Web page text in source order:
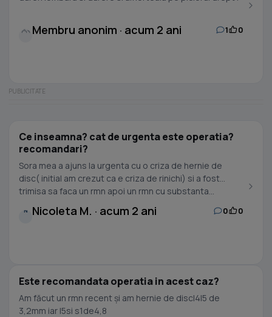
Membru anonim · acum 2 ani 1 0
Ce inseamna? cat de urgenta este operatia?
recomandari?
Sora mea a ajuns la urgenta cu o criza de hernie de
disc( initial am crezut ca e criza de rinichi) si a fost
trimisa sa faca un rmn apoi un rmn cu substanta...
N Nicoleta M. · acum 2 ani 0 0
Este recomandata operatia in acest caz?
Am făcut un rmn recent și am hernie de discl4l5 de
3,2mm iar l5si s1de4,8